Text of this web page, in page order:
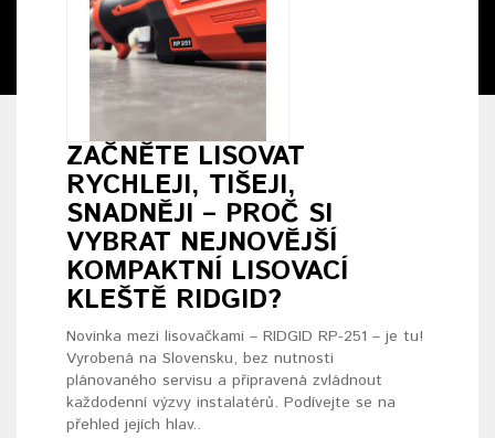
ZAČNĚTE LISOVAT
RYCHLEJI, TIŠEJI,
SNADNĚJI – PROČ SI
VYBRAT NEJNOVĚJŠÍ
KOMPAKTNÍ LISOVACÍ
KLEŠTĚ RIDGID?
Novinka mezi lisovačkami – RIDGID RP-251 – je tu!
Vyrobená na Slovensku, bez nutnosti
plánovaného servisu a připravená zvládnout
každodenní výzvy instalatérů. Podívejte se na
přehled jejích hlav..